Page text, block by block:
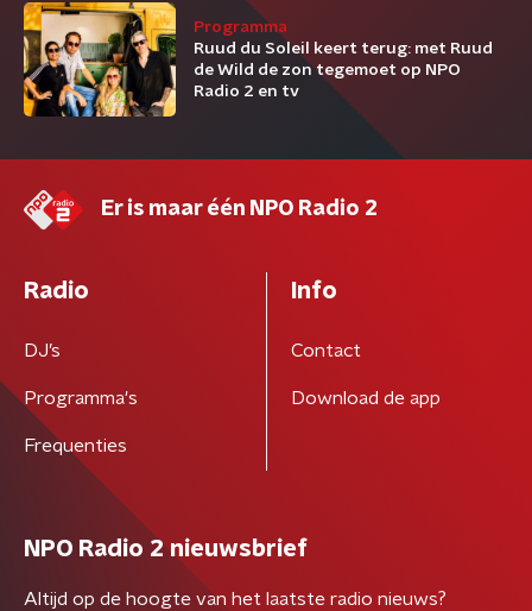
Programma
Ruud du Soleil keert terug: met Ruud
de Wild de zon tegemoet op NPO
Radio 2 en tv
Er is maar één NPO Radio 2
Radio
DJ’s
Programma's
Frequenties
Info
Contact
Download de app
NPO Radio 2 nieuwsbrief
Altijd op de hoogte van het laatste radio nieuws?